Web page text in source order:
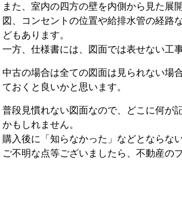
また、室内の四方の壁を内側から見た展
図、コンセントの位置や給排水管の経路
どもあります。
一方、仕様書には、図面では表せない工
中古の場合は全ての図面は見られない場
ておくと良いかと思います。
普段見慣れない図面なので、どこに何が
かもしれません。
購入後に「知らなかった」などとならな
ご不明な点等ございましたら、不動産の